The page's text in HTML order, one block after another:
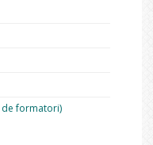
de formatori)